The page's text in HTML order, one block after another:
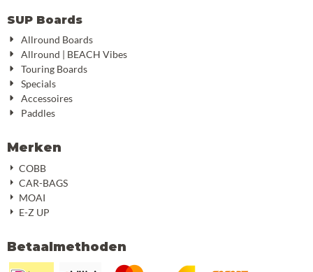
SUP Boards
Allround Boards
Allround | BEACH Vibes
Touring Boards
Specials
Accessoires
Paddles
Merken
COBB
CAR-BAGS
MOAI
E-Z UP
Betaalmethoden